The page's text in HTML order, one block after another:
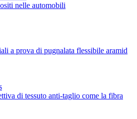
nelle automobili
a prova di pugnalata flessibile aramid
di tessuto anti-taglio come la fibra